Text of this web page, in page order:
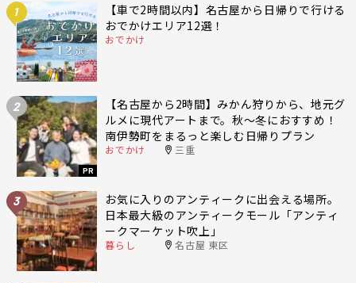
1
【車で2時間以内】名古屋から日帰りで行ける
おでかけエリア12選！
おでかけ
2
PR
【名古屋から2時間】みかん狩りから、地元グ
ルメに現代アートまで。秋〜冬におすすめ！
南伊勢町をまるっと楽しむ日帰りプラン
おでかけ 三重
3
お気に入りのアンティークに出会える場所。
日本最大級のアンティークモール「アンティ
ークマーケット吹上」
暮らし 名古屋 東区